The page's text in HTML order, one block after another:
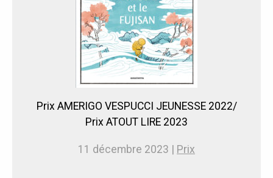
Prix AMERIGO VESPUCCI JEUNESSE 2022/
Prix ATOUT LIRE 2023
11 décembre 2023 | Prix